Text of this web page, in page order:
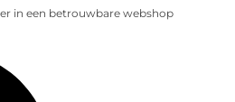
in een betrouwbare webshop